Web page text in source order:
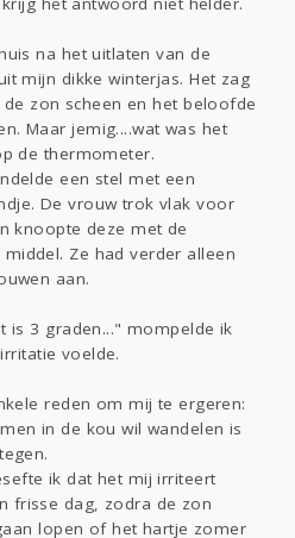
na het uitlaten van de
mijn dikke winterjas. Het zag
zon scheen en het beloofde
Maar jemig....wat was het
de thermometer.
een stel met een
De vrouw trok vlak voor
knoopte deze met de
Ze had verder alleen
aan.
is 3 graden..." mompelde ik
voelde.
reden om mij te ergeren:
in de kou wil wandelen is
ik dat het mij irriteert
frisse dag, zodra de zon
lopen of het hartje zomer